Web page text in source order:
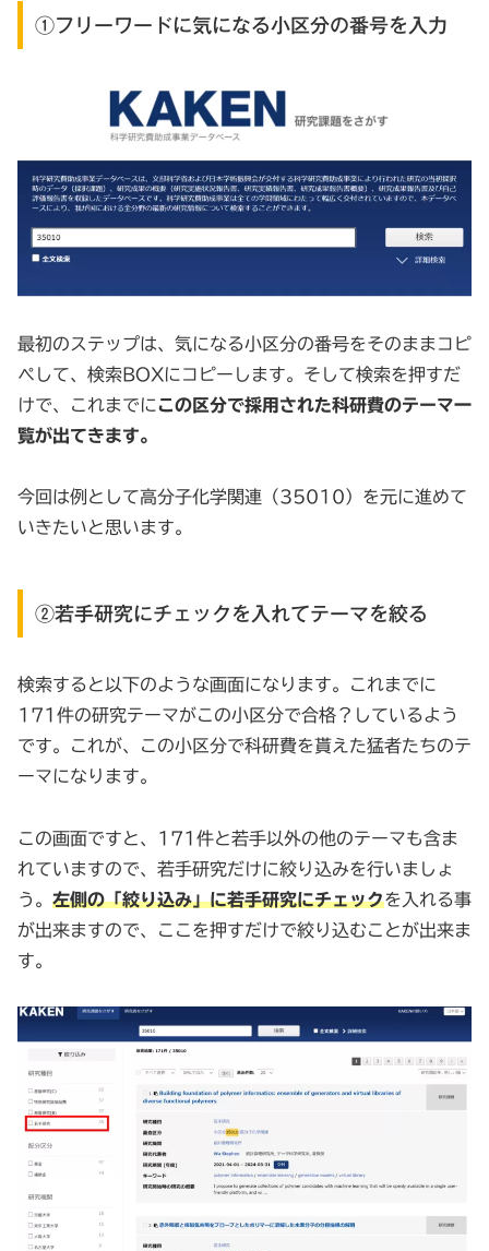
①フリーワードに気になる小区分の番号を入力
最初のステップは、気になる小区分の番号をそのままコピ
ペして、検索BOXにコピーします。そして検索を押すだ
けで、これまでにこの区分で採用された科研費のテーマ一
覧が出てきます。
今回は例として高分子化学関連（35010）を元に進めて
いきたいと思います。
②若手研究にチェックを入れてテーマを絞る
検索すると以下のような画面になります。これまでに
171件の研究テーマがこの小区分で合格？しているよう
です。これが、この小区分で科研費を貰えた猛者たちのテ
ーマになります。
この画面ですと、171件と若手以外の他のテーマも含ま
れていますので、若手研究だけに絞り込みを行いましょ
う。 左側の「絞り込み」に若手研究にチェックを入れる事
が出来ますので、ここを押すだけで絞り込むことが出来ま
す。